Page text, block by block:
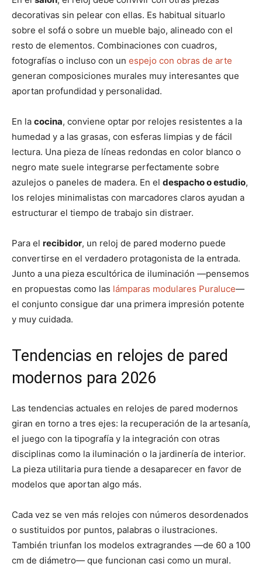
decorativas sin pelear con ellas. Es habitual situarlo
sobre el sofá o sobre un mueble bajo, alineado con el
resto de elementos. Combinaciones con cuadros,
fotografías o incluso con un espejo con obras de arte
generan composiciones murales muy interesantes que
aportan profundidad y personalidad.
En la cocina, conviene optar por relojes resistentes a la
humedad y a las grasas, con esferas limpias y de fácil
lectura. Una pieza de líneas redondas en color blanco o
negro mate suele integrarse perfectamente sobre
azulejos o paneles de madera. En el despacho o estudio,
los relojes minimalistas con marcadores claros ayudan a
estructurar el tiempo de trabajo sin distraer.
Para el recibidor, un reloj de pared moderno puede
convertirse en el verdadero protagonista de la entrada.
Junto a una pieza escultórica de iluminación —pensemos
en propuestas como las lámparas modulares Puraluce—
el conjunto consigue dar una primera impresión potente
y muy cuidada.
Tendencias en relojes de pared
modernos para 2026
Las tendencias actuales en relojes de pared modernos
giran en torno a tres ejes: la recuperación de la artesanía,
el juego con la tipografía y la integración con otras
disciplinas como la iluminación o la jardinería de interior.
La pieza utilitaria pura tiende a desaparecer en favor de
modelos que aportan algo más.
Cada vez se ven más relojes con números desordenados
o sustituidos por puntos, palabras o ilustraciones.
También triunfan los modelos extragrandes —de 60 a 100
cm de diámetro— que funcionan casi como un mural.